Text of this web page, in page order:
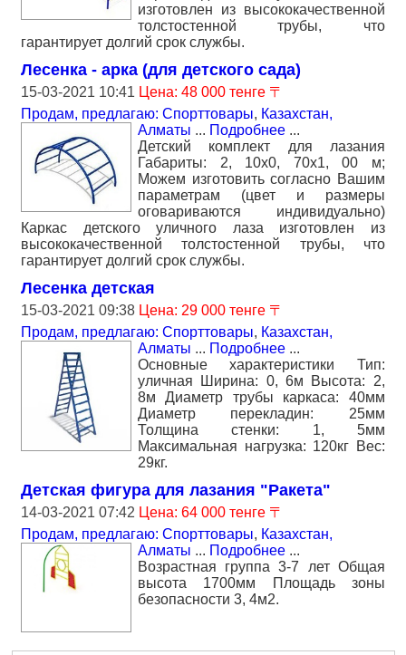
изготовлен из высококачественной
толстостенной трубы, что
гарантирует долгий срок службы.
Лесенка - арка (для детского сада)
15-03-2021 10:41 Цена: 48 000 тенге 〒
Продам, предлагаю: Спорттовары, Казахстан,
Алматы ... Подробнее ...
Детский комплект для лазания
Габариты: 2, 10х0, 70х1, 00 м;
Можем изготовить согласно Вашим
параметрам (цвет и размеры
оговариваются индивидуально)
Каркас детского уличного лаза изготовлен из
высококачественной толстостенной трубы, что
гарантирует долгий срок службы.
Лесенка детская
15-03-2021 09:38 Цена: 29 000 тенге 〒
Продам, предлагаю: Спорттовары, Казахстан,
Алматы ... Подробнее ...
Основные характеристики Тип:
уличная Ширина: 0, 6м Высота: 2,
8м Диаметр трубы каркаса: 40мм
Диаметр перекладин: 25мм
Толщина стенки: 1, 5мм
Максимальная нагрузка: 120кг Вес:
29кг.
Детская фигура для лазания "Ракета"
14-03-2021 07:42 Цена: 64 000 тенге 〒
Продам, предлагаю: Спорттовары, Казахстан,
Алматы ... Подробнее ...
Возрастная группа 3-7 лет Общая
высота 1700мм Площадь зоны
безопасности 3, 4м2.